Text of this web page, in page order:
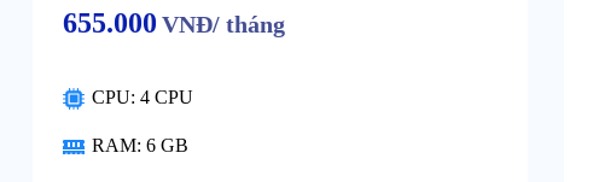
655.000 VNĐ/ tháng
CPU: 4 CPU
RAM: 6 GB